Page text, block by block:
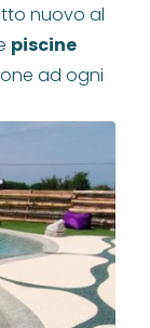
nuovo al
piscine
ad ogni